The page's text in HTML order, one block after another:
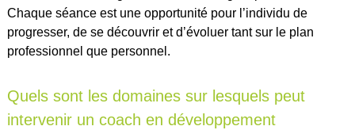
Chaque séance est une opportunité pour l’individu de
progresser, de se découvrir et d’évoluer tant sur le plan
professionnel que personnel.
Quels sont les domaines sur lesquels peut
intervenir un coach en développement